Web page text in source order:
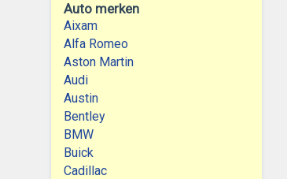
Auto merken
Aixam
Alfa Romeo
Aston Martin
Audi
Austin
Bentley
BMW
Buick
Cadillac